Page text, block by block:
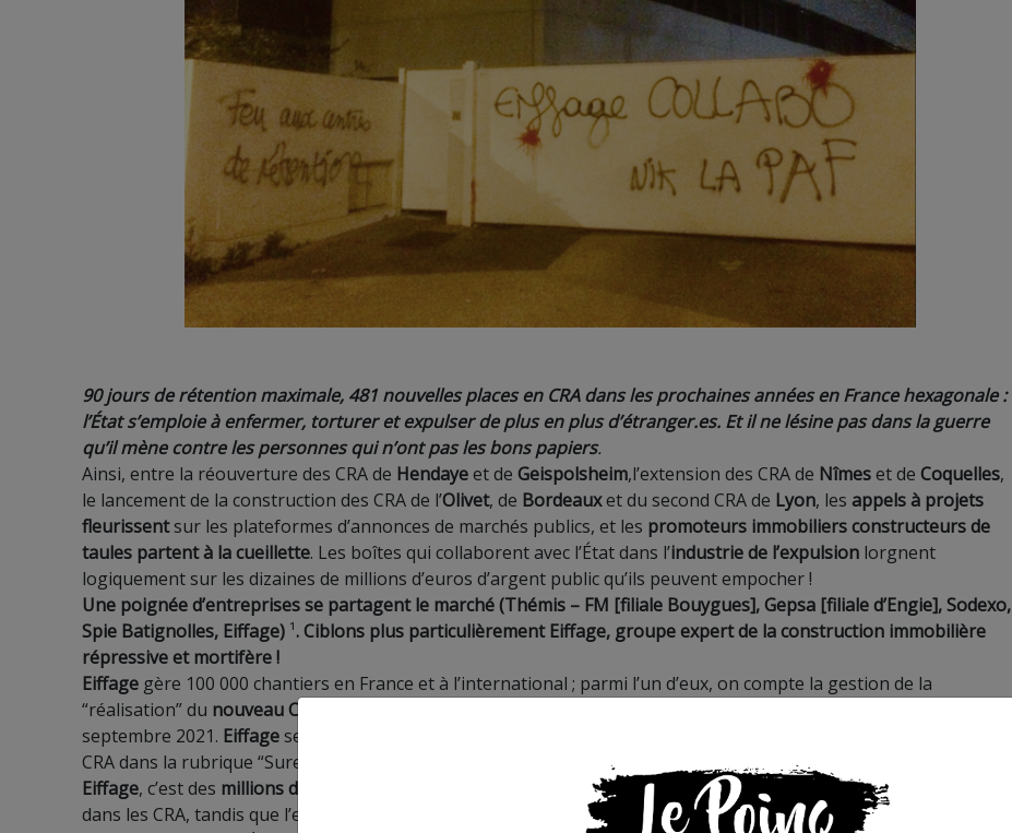
90 jours de rétention maximale, 481 nouvelles places en CRA dans les prochaines années en France hexagonale:
l’État s’emploie à enfermer, torturer et expulser de plus en plus d’étranger.es. Et il ne lésine pas dans la guerre
qu’il mène contre les personnes qui n’ont pas les bons papiers.
Ainsi, entre la réouverture des CRA de Hendayeet de Geispolsheim,l’extension des CRA de Nîmeset de Coquelles,
le lancement de la construction des CRA de l’Olivet, de Bordeauxet du second CRA de Lyon, les appels à projets
fleurissentsur les plateformes d’annonces de marchés publics, et les promoteurs immobiliers constructeurs de
taules partent à la cueillette. Les boîtes qui collaborent avec l’État dans l’industrie de l’expulsion lorgnent
logiquementsur les dizaines de millions d’euros d’argent publicqu’ils peuvent empocher !
Une poignée d’entreprises se partagent le marché (Thémis – FM [filiale Bouygues],Gepsa [filiale d’Engie],Sodexo,
Spie Batignolles, Eiffage) ¹. Ciblons plus particulièrement Eiffage, groupe expert de la construction immobilière
répressive et mortifère !
Eiffage gère 100 000 chantiers en France et à l’international ; parmi l’un d’eux, on compte la gestion de la
“réalisation” du nouveau C
septembre 2021. Eiffagesera assisté par l’entreprise
CRA dans la rubrique “Sureté”
Eiffage, c’est des millions d’euros amassés sur le dos des sans-papiers
qui subissent la violence de l’enfermement
dans les CRA, tandis que l’entreprise redore son blason en
rétendant avoir un discours écologiste ³ et être contre